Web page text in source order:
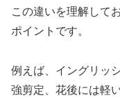
この違いを理解して
ポイントです。
例えば、イングリッ
強剪定、花後には軽